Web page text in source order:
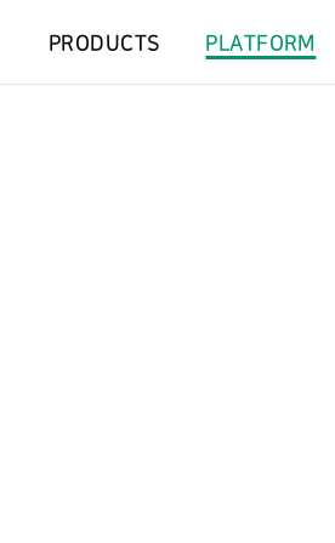
PRODUCTS PLATFORM